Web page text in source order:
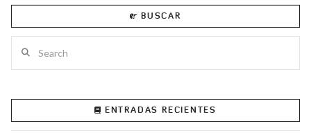
VIEW POST
BUSCAR
ENTRADAS RECIENTES